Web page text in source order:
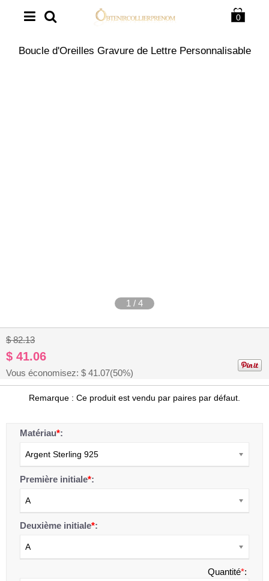
0
Boucle d'Oreilles Gravure de Lettre Personnalisable
1 / 4
$ 82.13
$ 41.06
Vous économisez: $ 41.07(50%)
Remarque : Ce produit est vendu par paires par défaut.
Matériau*:
Argent Sterling 925
Première initiale*:
A
Deuxième initiale*:
A
Quantité*: